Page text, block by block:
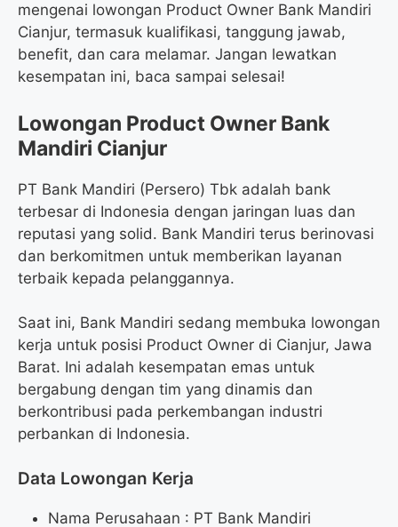
mengenai lowongan Product Owner Bank Mandiri
Cianjur, termasuk kualifikasi, tanggung jawab,
benefit, dan cara melamar. Jangan lewatkan
kesempatan ini, baca sampai selesai!
Lowongan Product Owner Bank
Mandiri Cianjur
PT Bank Mandiri (Persero) Tbk adalah bank
terbesar di Indonesia dengan jaringan luas dan
reputasi yang solid. Bank Mandiri terus berinovasi
dan berkomitmen untuk memberikan layanan
terbaik kepada pelanggannya.
Saat ini, Bank Mandiri sedang membuka lowongan
kerja untuk posisi Product Owner di Cianjur, Jawa
Barat. Ini adalah kesempatan emas untuk
bergabung dengan tim yang dinamis dan
berkontribusi pada perkembangan industri
perbankan di Indonesia.
Data Lowongan Kerja
Nama Perusahaan : PT Bank Mandiri